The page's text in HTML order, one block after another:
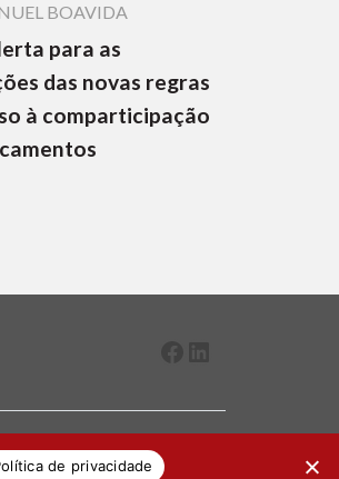
BOAVIDA
para as
das novas regras
à comparticipação
de privacidade